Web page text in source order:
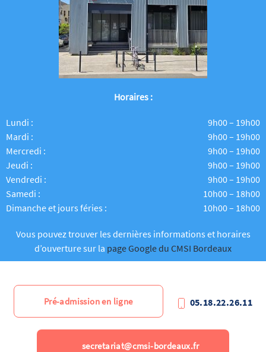
Horaires :
Lundi :
9h00 – 19h00
Mardi :
9h00 – 19h00
Mercredi :
9h00 – 19h00
Jeudi :
9h00 – 19h00
Vendredi :
9h00 – 19h00
Samedi :
10h00 – 18h00
Dimanche et jours féries :
10h00 – 18h00
Vous pouvez trouver les dernières informations et horaires
d’ouverture sur la page Google du CMSI Bordeaux
Pré-admission en ligne 05.18.22.26.11
secretariat@cmsi-bordeaux.fr